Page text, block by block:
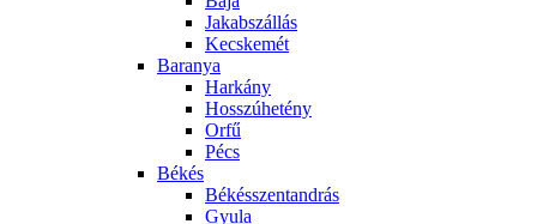
Jakabszállás
Kecskemét
Baranya
Harkány
Hosszúhetény
Orfű
Pécs
Békés
Békésszentandrás
Gyula